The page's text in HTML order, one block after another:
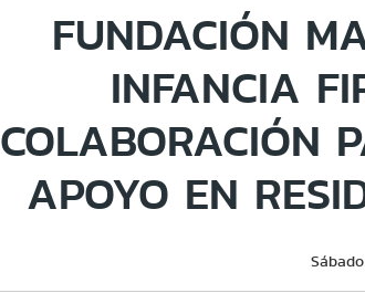
FUNDACIÓN
INFANCIA
COLABORACIÓN
APOYO EN